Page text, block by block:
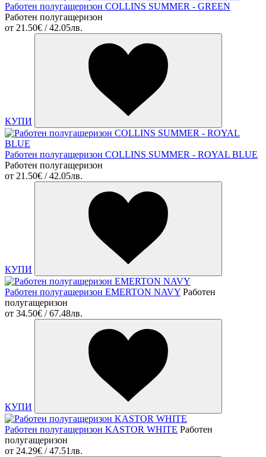
Работен полугащеризон COLLINS SUMMER - GREEN
Работен полугащеризон
от 21.50€ / 42.05лв.
КУПИ
Работен полугащеризон COLLINS SUMMER - ROYAL BLUE
Работен полугащеризон
от 21.50€ / 42.05лв.
КУПИ
Работен полугащеризон EMERTON NAVY Работен
полугащеризон
от 34.50€ / 67.48лв.
КУПИ
Работен полугащеризон KASTOR WHITE Работен
полугащеризон
от 24.29€ / 47.51лв.